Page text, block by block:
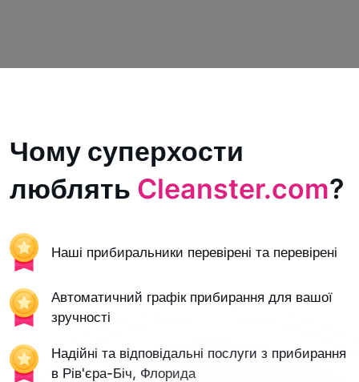
Чому суперхости
люблять Cleanster.com?
Наші прибиральники перевірені та перевірені
Автоматичний графік прибирання для вашої
зручності
Надійні та відповідальні послуги з прибирання
в Рів'єра-Біч, Флорида